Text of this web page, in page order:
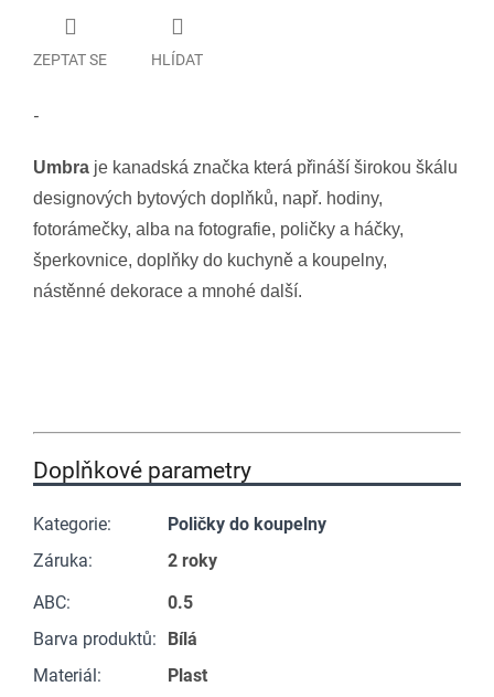
ZEPTAT SE HLÍDAT
-
Umbra je kanadská značka která přináší širokou škálu
designových bytových doplňků, např. hodiny,
fotorámečky, alba na fotografie, poličky a háčky,
šperkovnice, doplňky do kuchyně a koupelny,
nástěnné dekorace a mnohé další.
Doplňkové parametry
Kategorie:
Poličky do koupelny
Záruka:
2 roky
ABC:
0.5
Barva produktů:
Bílá
Materiál : Plast